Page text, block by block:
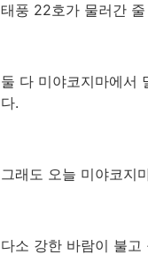
태풍 22호가 물러간
둘 다 미야코지마에서
다.
그래도 오늘 미야코지
다소 강한 바람이 불고